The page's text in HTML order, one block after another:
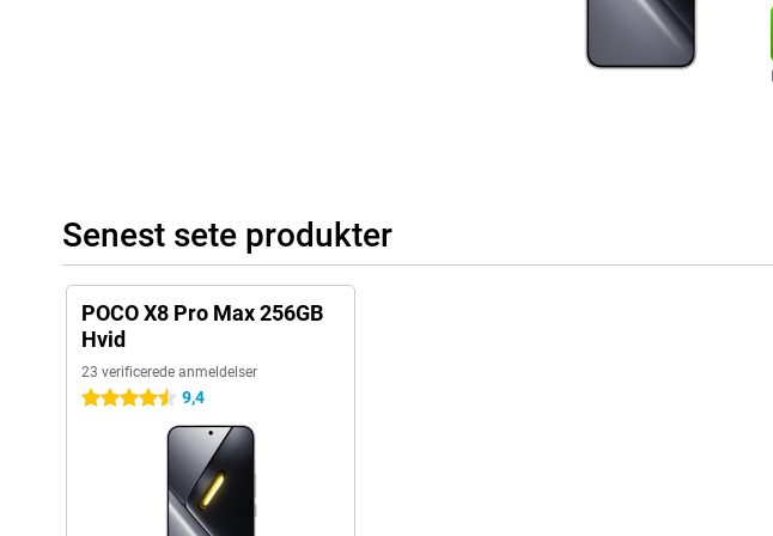
spil. Stereohøjttalerne med Dolby Atmos giver en fyldig og klar lyd med mere dybde. Det får film,
serier og spil til at lyde ekstra opslugende. POCO X8 Pro Max understøtter også Hi-Res Audio. Det
betyder, at du kan lytte til musik via hovedtelefoner eller ørepropper med høj lydkvalitet og flere
POCO X8 Pro Max kører på Xiaomi HyperOS 3. Dette operativsystem giver en overskuelig
brugerflade, så apps åbner hurtigt, og du kan skifte mellem forskellige opgaver uden problemer.
HyperOS indeholder også smarte funktioner, som gør hverdagen lettere.
Senest sete produkter
POCO X8 Pro Max 256GB
Hvid
23 verificerede anmeldelser
4.5 stjerner 9,4